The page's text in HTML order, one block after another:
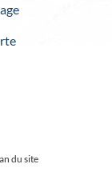
du site